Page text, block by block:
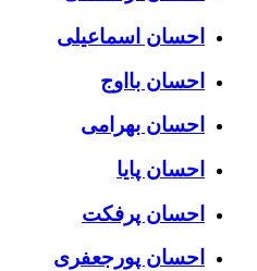
احسان اسماعیلی
احسان بااوج
احسان بهرامی
احسان پایا
احسان پرفکت
احسان پورجعفری